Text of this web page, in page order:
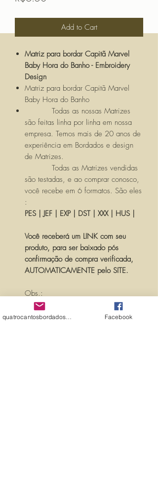
Add to Cart
Matriz para bordar Capitã Marvel
Baby Hora do Banho - Embroidery
Design
Matriz para bordar Capitã Marvel
Baby Hora do Banho
Todas as nossas Matrizes
são feitas linha por linha em nossa
empresa. Temos mais de 20 anos de
experiência em Bordados e design
de Matrizes.
Todas as Matrizes vendidas
são testadas, e ao comprar conosco,
você recebe em 6 formatos. São eles
:
PES | JEF | EXP | DST | XXX | HUS |
Você receberá um LINK com seu
produto, para ser baixado pós
confirmação de compra verificada,
AUTOMATICAMENTE pelo SITE.
Obs.:
PARA PERSONALIZAR ESSA MATRIZ,
ACRESCENTANDO TEXTOS OU
Facebook